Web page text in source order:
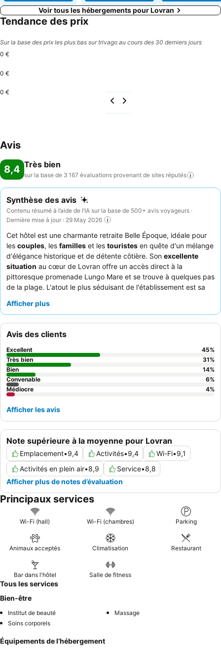
Voir tous les hébergements pour Lovran
Tendance des prix
Sur la base des prix les plus bas sur trivago au cours des 30 derniers jours
0 €
0 €
0 €
Avis
8,4 Très bien
sur la base de 3 167 évaluations provenant de sites réputés
Synthèse des avis
Contenu résumé à l’aide de l’IA sur la base de 500+ avis voyageurs ·
Dernière mise à jour : 29 May 2026
Cet hôtel est une charmante retraite Belle Époque, idéale pour
les couples, les familles et les touristes en quête d'un mélange
d'élégance historique et de détente côtière. Son excellente
situation au cœur de Lovran offre un accès direct à la
pittoresque promenade Lungo Mare et se trouve à quelques pas
de la plage. L'atout le plus séduisant de l'établissement est sa
profiter du cadre pittoresque. Les clients louent constamment le
petit-déjeuner varié
fraîches. Pour un séjour vraiment mémorable, pensez à réserver
une chambre avec
pleinement de l'époustouflante Adriatique.
Afficher plus
Note supérieure à la moyenne pour Lovran
Emplacement•9,4 Activités•9,4 Wi-Fi•9,1
Activités en plein air•8,9 Service•8,8
Afficher plus de notes d’évaluation
Avis des clients
Excellent 45%
Très bien
31%
Bien
14%
Convenable
6%
Médiocre
4%
Afficher les avis
Principaux services
Wi-Fi (hall) Wi-Fi (chambres) Parking
Animaux acceptés Climatisation Restaurant
Bar dans l'hôtel Salle de fitness
Tous les services
Bien-être
Institut de beauté
Massage
Soins corporels
Équipements de l’hébergement